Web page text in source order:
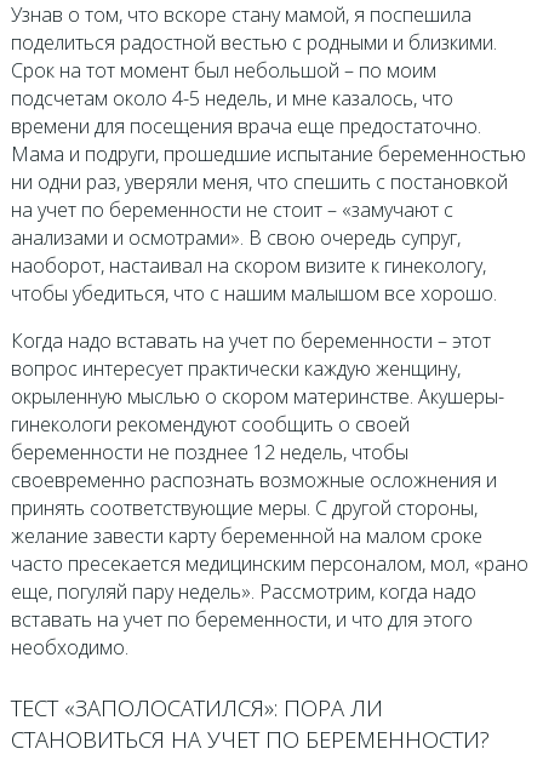
Узнав о том, что вскоре стану мамой, я поспешила
поделиться радостной вестью с родными и близкими.
Срок на тот момент был небольшой – по моим
подсчетам около 4-5 недель, и мне казалось, что
времени для посещения врача еще предостаточно.
Мама и подруги, прошедшие испытание беременностью
ни одни раз, уверяли меня, что спешить с постановкой
на учет по беременности не стоит – «замучают с
анализами и осмотрами». В свою очередь супруг,
наоборот, настаивал на скором визите к гинекологу,
чтобы убедиться, что с нашим малышом все хорошо.
Когда надо вставать на учет по беременности – этот
вопрос интересует практически каждую женщину,
окрыленную мыслью о скором материнстве. Акушеры-
гинекологи рекомендуют сообщить о своей
беременности не позднее 12 недель, чтобы
своевременно распознать возможные осложнения и
принять соответствующие меры. С другой стороны,
желание завести карту беременной на малом сроке
часто пресекается медицинским персоналом, мол, «рано
еще, погуляй пару недель». Рассмотрим, когда надо
вставать на учет по беременности, и что для этого
необходимо.
ТЕСТ «ЗАПОЛОСАТИЛСЯ»: ПОРА ЛИ
СТАНОВИТЬСЯ НА УЧЕТ ПО БЕРЕМЕННОСТИ?